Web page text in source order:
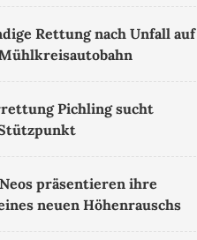
Rettung nach Unfall auf
Pichling sucht
präsentieren ihre
neuen Höhenrauschs